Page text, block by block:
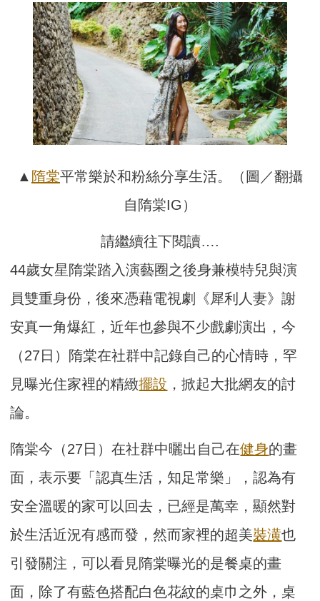
▲ 隋棠平常樂於和粉絲分享生活。（圖／翻攝
自隋棠IG）
請繼續往下閱讀….
44歲女星隋棠踏入演藝圈之後身兼模特兒與演
員雙重身份，後來憑藉電視劇《犀利人妻》謝
安真一角爆紅，近年也參與不少戲劇演出，今
（27日）隋棠在社群中記錄自己的心情時，罕
見曝光住家裡的精緻擺設 ，掀起大批網友的討
論。
隋棠今（27日）在社群中曬出自己在健身的畫
面，表示要「認真生活，知足常樂」，認為有
安全溫暖的家可以回去，已經是萬幸，顯然對
於生活近況有感而發，然而家裡的超美裝潢也
引發關注，可以看見隋棠曝光的是餐桌的畫
面，除了有藍色搭配白色花紋的桌巾之外，桌